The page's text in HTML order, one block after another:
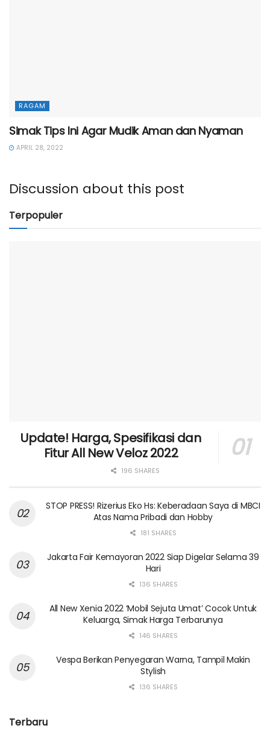
RAGAM
Simak Tips Ini Agar Mudik Aman dan Nyaman
APRIL 28, 2022
Discussion about this post
Terpopuler
Update! Harga, Spesifikasi dan
Fitur All New Veloz 2022
196 SHARES
STOP PRESS! Rizerius Eko Hs: Keberadaan Saya di MBCI
Atas Nama Pribadi dan Hobby
181 SHARES
Jakarta Fair Kemayoran 2022 Siap Digelar Selama 39
Hari
136 SHARES
All New Xenia 2022 ‘Mobil Sejuta Umat’ Cocok Untuk
Keluarga, Simak Harga Terbarunya
146 SHARES
Vespa Berikan Penyegaran Warna, Tampil Makin
Stylish
136 SHARES
Terbaru